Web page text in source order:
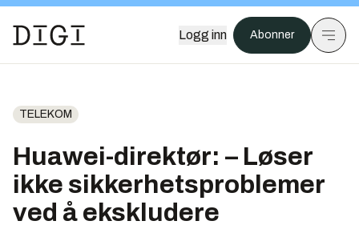
Logg inn Abonner
TELEKOM
Huawei-direktør: – Løser
ikke sikkerhetsproblemer
ved å ekskludere